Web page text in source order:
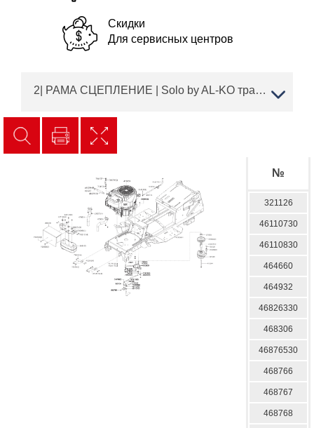
Скидки
Для сервисных центров
2| РАМА СЦЕПЛЕНИЕ | Solo by AL-KO трактор газонный T 22-105.1 HDD-A V2 Артикул: 127601 с 01/2021 до 09/2021 | Запчасти | Ремонт
№
321126
46110730
46110830
464660
464932
46826330
468306
46876530
468766
468767
468768